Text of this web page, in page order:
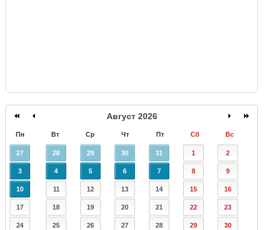
Август 2026
Пн Вт Ср Чт Пт Сб Вс
27 28 29 30 31 1 2
3 4 5 6 7 8 9
10 11 12 13 14 15 16
17 18 19 20 21 22 23
24 25 26 27 28 29 30